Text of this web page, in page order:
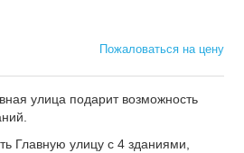
Пожаловаться на цену
улица подарит возможность
Главную улицу с 4 зданиями,